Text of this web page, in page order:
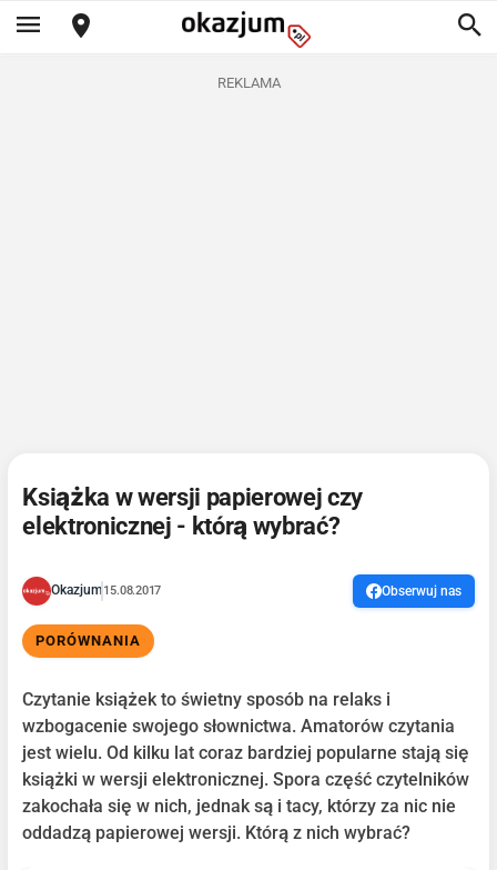
REKLAMA
Książka w wersji papierowej czy
elektronicznej - którą wybrać?
Okazjum 15.08.2017 Obserwuj nas
PORÓWNANIA
Czytanie książek to świetny sposób na relaks i
wzbogacenie swojego słownictwa. Amatorów czytania
jest wielu. Od kilku lat coraz bardziej popularne stają się
książki w wersji elektronicznej. Spora część czytelników
zakochała się w nich, jednak są i tacy, którzy za nic nie
oddadzą papierowej wersji. Którą z nich wybrać?